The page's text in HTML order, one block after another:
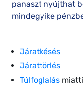
panaszt nyújthat
mindegyike
Járatkésés
Járattörlés
Túlfoglalás